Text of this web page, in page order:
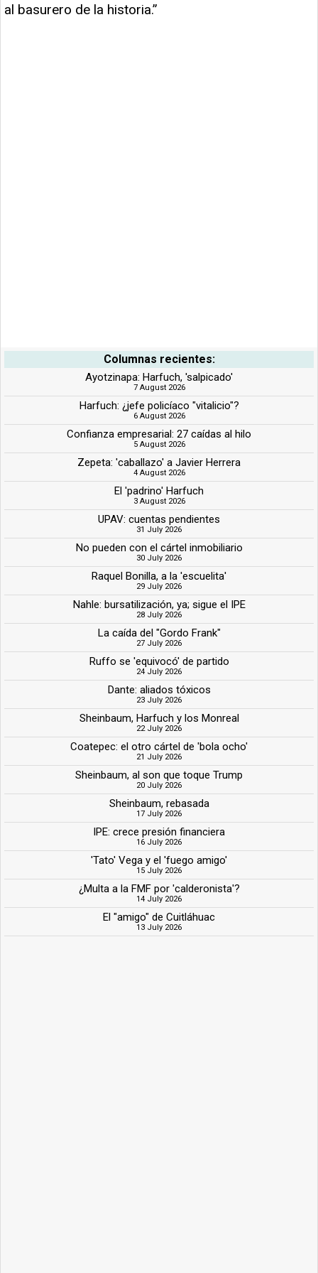
al basurero de la historia.”
Columnas recientes:
Ayotzinapa: Harfuch, 'salpicado'
7 August 2026
Harfuch: ¿jefe policíaco "vitalicio"?
6 August 2026
Confianza empresarial: 27 caídas al hilo
5 August 2026
Zepeta: 'caballazo' a Javier Herrera
4 August 2026
El 'padrino' Harfuch
3 August 2026
UPAV: cuentas pendientes
31 July 2026
No pueden con el cártel inmobiliario
30 July 2026
Raquel Bonilla, a la 'escuelita'
29 July 2026
Nahle: bursatilización, ya; sigue el IPE
28 July 2026
La caída del "Gordo Frank"
27 July 2026
Ruffo se 'equivocó' de partido
24 July 2026
Dante: aliados tóxicos
23 July 2026
Sheinbaum, Harfuch y los Monreal
22 July 2026
Coatepec: el otro cártel de 'bola ocho'
21 July 2026
Sheinbaum, al son que toque Trump
20 July 2026
Sheinbaum, rebasada
17 July 2026
IPE: crece presión financiera
16 July 2026
'Tato' Vega y el 'fuego amigo'
15 July 2026
¿Multa a la FMF por 'calderonista'?
14 July 2026
El "amigo" de Cuitláhuac
13 July 2026